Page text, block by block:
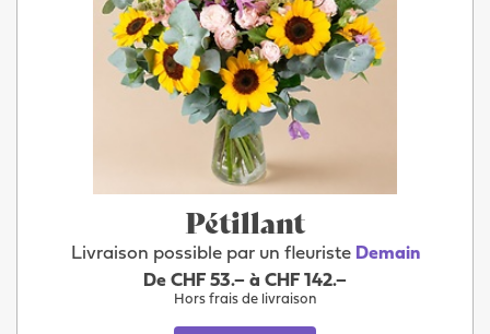
Pétillant
Livraison possible par un fleuriste Demain
De CHF 53.– à CHF 142.–
Hors frais de livraison